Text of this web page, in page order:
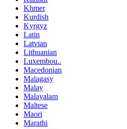
Khmer
Kurdish
Kyrgyz
Latin
Latvian
Lithuanian
Luxembou..
Macedonian
Malagasy
Malay
Malayalam
Maltese
Maori
Marathi